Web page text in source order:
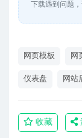
下载遇到问题
网页模板 网
仪表盘 网站
收藏